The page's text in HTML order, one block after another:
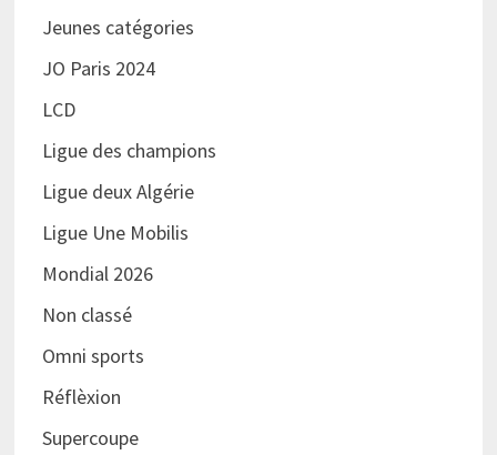
Jeunes catégories
JO Paris 2024
LCD
Ligue des champions
Ligue deux Algérie
Ligue Une Mobilis
Mondial 2026
Non classé
Omni sports
Réflèxion
Supercoupe